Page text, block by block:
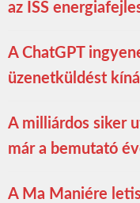
az ISS
A ChatGPT
üzenetküldést
A milliárdos siker
már a bemutató
A Ma Maniére